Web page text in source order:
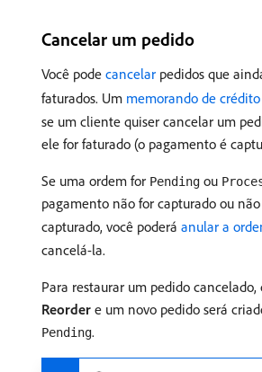
Cancelar um pedido
Você pode cancelar pedidos que
faturados. Um memorando de crédito
se um cliente quiser cancelar um
ele for faturado (o pagamento é
Se uma ordem for Pending ou
pagamento não for capturado ou
capturado, você poderá anular a
cancelá-la.
Para restaurar um pedido
Reorder e um novo pedido será
Pending.